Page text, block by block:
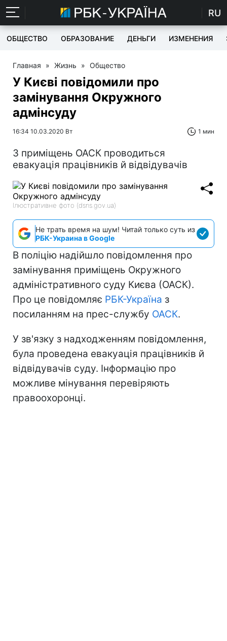
RU
ОБЩЕСТВО ОБРАЗОВАНИЕ ДЕНЬГИ ИЗМЕНЕНИЯ
Главная » Жизнь » Общество
У Києві повідомили про
замінування Окружного
адмінсуду
16:34 10.03.2020 Вт 1 мин
З приміщень ОАСК проводиться
евакуація працівників й відвідувачів
Ілюстративне фото (dsns.gov.ua)
Не трать время на шум! Читай только суть из
РБК-Украина в Google
В поліцію надійшло повідомлення про
замінування приміщень Окружного
адміністративного суду Києва (ОАСК).
Про це повідомляє РБК-Україна з
посиланням на прес-службу ОАСК.
У зв'язку з надходженням повідомлення,
була проведена евакуація працівників й
відвідувачів суду. Інформацію про
можливе мінування перевіряють
правоохоронці.